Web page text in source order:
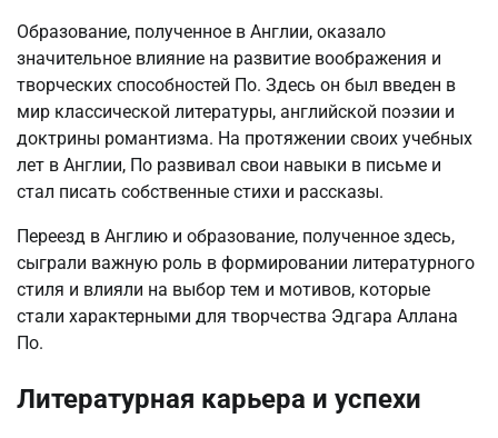
Образование, полученное в Англии, оказало
значительное влияние на развитие воображения и
творческих способностей По. Здесь он был введен в
мир классической литературы, английской поэзии и
доктрины романтизма. На протяжении своих учебных
лет в Англии, По развивал свои навыки в письме и
стал писать собственные стихи и рассказы.
Переезд в Англию и образование, полученное здесь,
сыграли важную роль в формировании литературного
стиля и влияли на выбор тем и мотивов, которые
стали характерными для творчества Эдгара Аллана
По.
Литературная карьера и успехи